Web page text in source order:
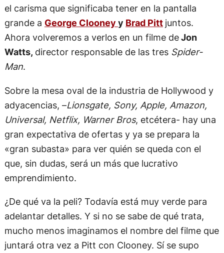
el carisma que significaba tener en la pantalla
grande a George Clooney y Brad Pitt juntos.
Ahora volveremos a verlos en un filme deJon
Watts, director responsable de las tres Spider-
Man.
Sobre la mesa oval de la industria de Hollywood y
adyacencias, –Lionsgate, Sony, Apple, Amazon,
Universal, Netflix, Warner Bros, etcétera- hay una
gran expectativa de ofertas y ya se prepara la
«gran subasta» para ver quién se queda con el
que, sin dudas, será un más que lucrativo
emprendimiento.
¿De qué va la peli? Todavía está muy verde para
adelantar detalles. Y si no se sabe de qué trata,
mucho menos imaginamos el nombre del filme que
juntará otra vez a Pitt con Clooney. Sí se supo